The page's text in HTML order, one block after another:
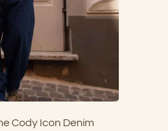
Cody Icon Denim